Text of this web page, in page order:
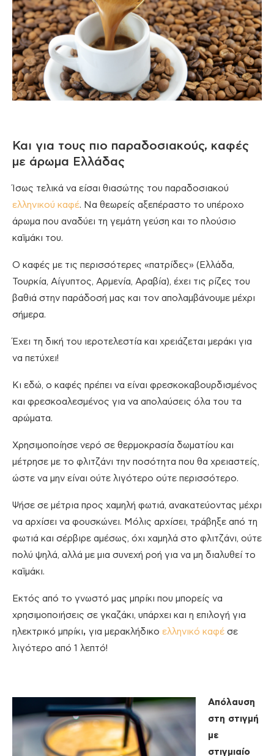
Και για τους πιο παραδοσιακούς, καφές
με άρωμα Ελλάδας
Ίσως τελικά να είσαι θιασώτης του παραδοσιακού
ελληνικού καφέ. Να θεωρείς αξεπέραστο το υπέροχο
άρωμα που αναδύει τη γεμάτη γεύση και το πλούσιο
καϊμάκι του.
Ο καφές με τις περισσότερες «πατρίδες» (Ελλάδα,
Τουρκία, Αίγυπτος, Αρμενία, Αραβία), έχει τις ρίζες του
βαθιά στην παράδοσή μας και τον απολαμβάνουμε μέχρι
σήμερα.
Έχει τη δική του ιεροτελεστία και χρειάζεται μεράκι για
να πετύχει!
Κι εδώ, ο καφές πρέπει να είναι φρεσκοκαβουρδισμένος
και φρεσκοαλεσμένος για να απολαύσεις όλα του τα
αρώματα.
Χρησιμοποίησε νερό σε θερμοκρασία δωματίου και
μέτρησε με το φλιτζάνι την ποσότητα που θα χρειαστείς,
ώστε να μην είναι ούτε λιγότερο ούτε περισσότερο.
Ψήσε σε μέτρια προς χαμηλή φωτιά, ανακατεύοντας μέχρι
να αρχίσει να φουσκώνει. Μόλις αρχίσει, τράβηξε από τη
φωτιά και σέρβιρε αμέσως, όχι χαμηλά στο φλιτζάνι, ούτε
πολύ ψηλά, αλλά με μια συνεχή ροή για να μη διαλυθεί το
καϊμάκι.
Εκτός από το γνωστό μας μπρίκι που μπορείς να
χρησιμοποιήσεις σε γκαζάκι, υπάρχει και η επιλογή για
ηλεκτρικό μπρίκι, για μερακλήδικο ελληνικό καφέ σε
λιγότερο από 1 λεπτό!
Απόλαυση
στη στιγμή
με
στιγμιαίο